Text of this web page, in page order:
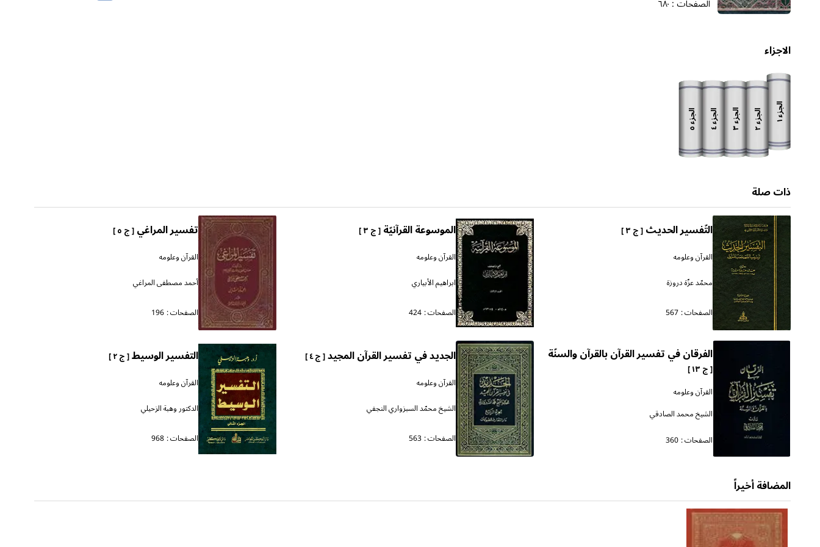
الصفحات : ٦٨٠
الاجزاء
الجزء
١ الجزء
٢
الجزء
٣
الجزء
٤
الجزء
٥
ذات صلة
التّفسير الحديث[ ج ٣ ]
القرآن وعلومه
محمّد عزّة دروزة
الصفحات : 567
الموسوعة القرآنيّة[ ج ٣ ]
القرآن وعلومه
ابراهيم الأبياري
الصفحات : 424
تفسير المراغي[ ج ٥ ]
القرآن وعلومه
أحمد مصطفى المراغي
الصفحات : 196
الفرقان في تفسير القرآن بالقرآن والسنّة
[ ج ١٣ ]
القرآن وعلومه
الشيخ محمد الصادقي
الصفحات : 360
الجديد في تفسير القرآن المجيد[ ج ٤ ]
القرآن وعلومه
الشيخ محمّد السبزواري النجفي
الصفحات : 563
التفسير الوسيط[ ج ٢ ]
القرآن وعلومه
الدكتور وهبة الزحيلي
الصفحات : 968
المضافة أخيراً